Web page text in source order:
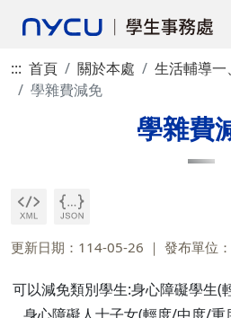
::: 首頁 關於本處 生活輔導一
學雜費減免
學雜費
更新日期：114-05-26 發布單位
可以減免類別學生:身心障礙學生(